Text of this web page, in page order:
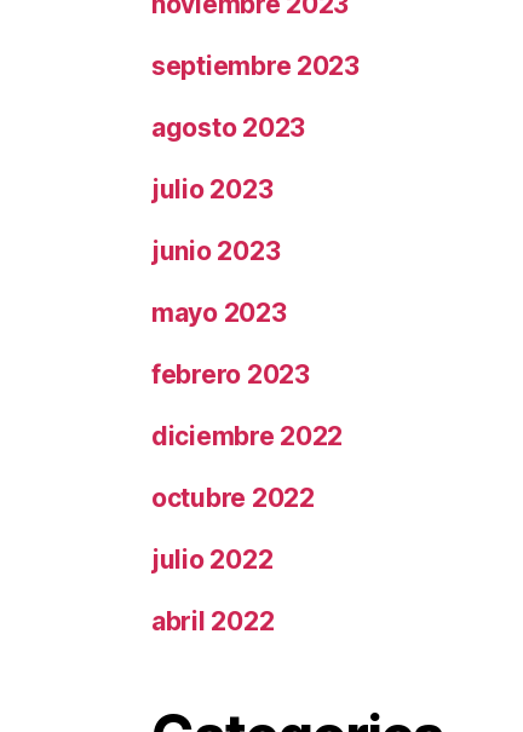
septiembre 2023
agosto 2023
julio 2023
junio 2023
mayo 2023
febrero 2023
diciembre 2022
octubre 2022
julio 2022
abril 2022